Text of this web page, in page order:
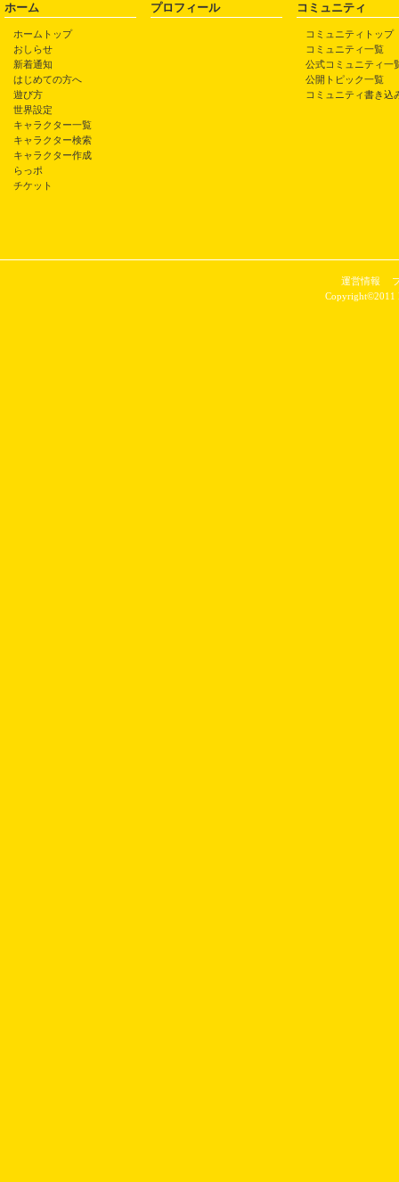
ホーム
ホームトップ
おしらせ
新着通知
はじめての方へ
遊び方
世界設定
キャラクター一覧
キャラクター検索
キャラクター作成
らっポ
チケット
プロフィール コミュニティ
コミュニティトップ
コミュニティ一覧
公式コミュニティ一
公開トピック一覧
コミュニティ書き込
運営情報
Copyright©2011